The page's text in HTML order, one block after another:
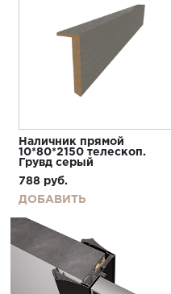
Наличник прямой
10*80*2150 телескоп.
Грувд серый
788 руб.
ДОБАВИТЬ